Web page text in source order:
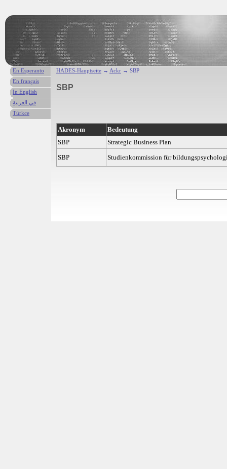
HADES-Hauptseite → Ackr → SBP
SBP
Akronym
Bedeutung
SBP
Strategic Business Plan
SBP
Studienkommission für
En Esperanto
En français
In English
في العربية
Türkce